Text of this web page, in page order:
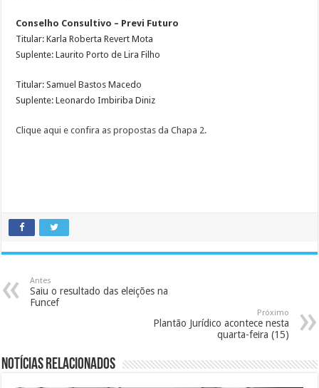
Conselho Consultivo – Previ Futuro
Titular: Karla Roberta Revert Mota
Suplente: Laurito Porto de Lira Filho
Titular: Samuel Bastos Macedo
Suplente: Leonardo Imbiriba Diniz
Clique aqui e confira as propostas da Chapa 2.
Antes
Saiu o resultado das eleições na
Funcef
Próximo
Plantão Jurídico acontece nesta
quarta-feira (15)
Notícias Relacionados